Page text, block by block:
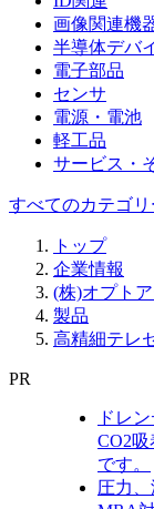
画像関連機
半導体デバ
電子部品
センサ
電源・電池
軽工品
サービス・
すべてのカテゴリ
トップ
企業情報
(株)オプトア
製品
高精細テレ
PR
ドレ
CO2
です。
圧力